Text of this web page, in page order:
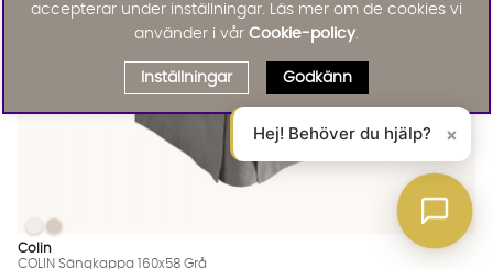
COLIN Sängkappa 160x58 Grå Finns även i dessa färger:
COLIN Sängkappa 160x58 Grå
COLIN Sängkappa 160x58 Grå
Colin
COLIN Sängkappa 160x58 Grå
accepterar under inställningar. Läs mer om de cookies vi
använder i vår Cookie-policy.
Inställningar Godkänn
Hej! Behöver du hjälp? ×